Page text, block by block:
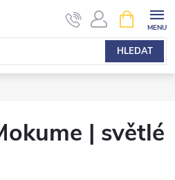
HLEDAT
NÁKUPNÍ
KOŠÍK
| světlé